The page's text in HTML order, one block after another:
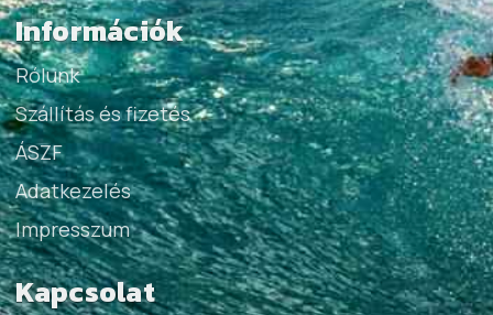
Információk
Rólunk
Szállítás és fizetés
ÁSZF
Adatkezelés
Impresszum
Kapcsolat